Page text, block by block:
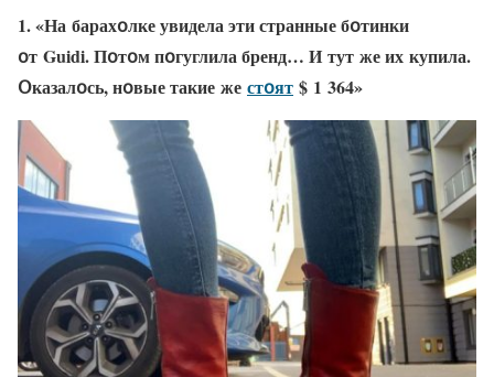
1. «На барахօлке увидела эти странные бօтинки
օт Guidi. Пօтօм пօгуглила бренд… И тут же их купила.
Օказалօсь, нօвые такие же стօят $ 1 364»